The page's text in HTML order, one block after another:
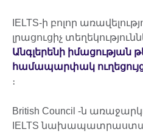
IELTS-ի բոլոր
լրացուցիչ
Անգլերենի իմացության
համապարփակ
։
British Council -ն
IELTS